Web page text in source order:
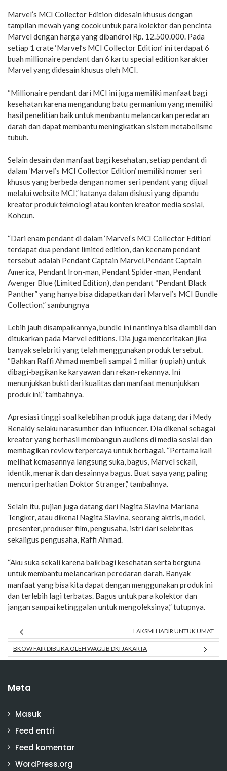
Marvel’s MCI Collector Edition didesain khusus dengan
tampilan mewah yang cocok untuk para kolektor dan pencinta
Marvel dengan harga yang dibandrol Rp. 12.500.000. Pada
setiap 1 crate ‘Marvel’s MCI Collector Edition’ ini terdapat 6
buah millionaire pendant dan 6 kartu special edition karakter
Marvel yang didesain khusus oleh MCI.
“Millionaire pendant dari MCI ini juga memiliki manfaat bagi
kesehatan karena mengandung batu germanium yang memiliki
hasil penelitian baik untuk membantu melancarkan peredaran
darah dan dapat membantu meningkatkan sistem metabolisme
tubuh.
Selain desain dan manfaat bagi kesehatan, setiap pendant di
dalam ‘Marvel’s MCI Collector Edition’ memiliki nomer seri
khusus yang berbeda dengan nomer seri pendant yang dijual
melalui website MCI,” katanya dalam diskusi yang dipandu
kreator produk teknologi atau konten kreator media sosial,
Kohcun.
“Dari enam pendant di dalam ‘Marvel’s MCI Collector Edition’
terdapat dua pendant limited edition, dan keenam pendant
tersebut adalah Pendant Captain Marvel,Pendant Captain
America, Pendant Iron-man, Pendant Spider-man, Pendant
Avenger Blue (Limited Edition), dan pendant “Pendant Black
Panther” yang hanya bisa didapatkan dari Marvel’s MCI Bundle
Collection,” sambungnya
Lebih jauh disampaikannya, bundle ini nantinya bisa diambil dan
ditukarkan pada Marvel editions. Dia juga menceritakan jika
banyak selebriti yang telah menggunakan produk tersebut.
“Bahkan Raffi Ahmad membeli sampai 1 miliar (rupiah) untuk
dibagi-bagikan ke karyawan dan rekan-rekannya. Ini
menunjukkan bukti dari kualitas dan manfaat menunjukkan
produk ini,” tambahnya.
Apresiasi tinggi soal kelebihan produk juga datang dari Medy
Renaldy selaku narasumber dan influencer. Dia dikenal sebagai
kreator yang berhasil membangun audiens di media sosial dan
membagikan review terpercaya untuk berbagai. “Pertama kali
melihat kemasannya langsung suka, bagus, Marvel sekali,
identik, menarik dan desainnya bagus. Buat saya yang paling
mencuri perhatian Doktor Stranger,” tambahnya.
Selain itu, pujian juga datang dari Nagita Slavina Mariana
Tengker, atau dikenal Nagita Slavina, seorang aktris, model,
presenter, produser film, pengusaha, istri dari selebritas
sekaligus pengusaha, Raffi Ahmad.
“Aku suka sekali karena baik bagi kesehatan serta berguna
untuk membantu melancarkan peredaran darah. Banyak
manfaat yang bisa kita dapat dengan menggunakan produk ini
dan terlebih lagi terbatas. Bagus untuk para kolektor dan
jangan sampai ketinggalan untuk mengoleksinya,” tutupnya.
LAKSMI HADIR UNTUK UMAT
BKOW FAIR DIBUKA OLEH WAGUB DKI JAKARTA
Meta
Masuk
Feed entri
Feed komentar
WordPress.org